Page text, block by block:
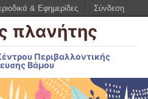
πλανήτης
Περιβαλλοντικής
Βάμου
& Εφημερίδες Σύνδεση